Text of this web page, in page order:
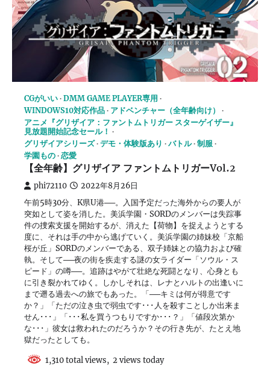
CGがいい DMM GAME PLAYER専用
WINDOWS10対応作品
アドベンチャー（全年齢向け）
アニメ『グリザイア：ファントムトリガー スターゲイザー』
見放題開始記念セール！
グリザイアシリーズ デモ・体験版あり バトル 制服
学園もの 恋愛
【全年齢】グリザイア ファントムトリガーVol.2
phi72110 2022年8月26日
午前5時30分、K県U港──。入国予定だった海外からの要人が
突如として姿を消した。美浜学園・SORDのメンバーは失踪事
件の捜索支援を開始するが、消えた【荷物】を捉えようとする
度に、それは手の中から逃げていく。美浜学園の姉妹校「京船
桜が丘」SORDのメンバーである、双子姉妹との協力および確
執。そして──夜の街を疾走する謎の女ライダー「ソウル・ス
ピード」の噂──。追跡はやがて壮絶な死闘となり、心身とも
に引き裂かれてゆく。しかしそれは、レナとハルトの出逢いに
まで遡る過去への旅でもあった。「──キミは何が得意です
か？」「ただの泣き虫で弱虫です･･･人を殺すことしか出来ま
せん･･･」「･･･私を買うつもりですか･･･？」「値段次第か
な･･･」彼女は救われたのだろうか？その行き先が、たとえ地
獄だったとしても。
1,310 total views, 2 views today